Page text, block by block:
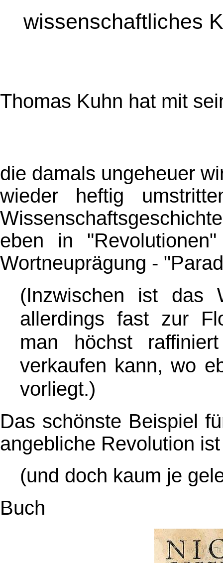
wissenschaftliches
Thomas Kuhn hat mit
die damals ungeheuer
wieder heftig
eben in
Wortneuprägung -
(Inzwischen ist das
allerdings fast zur
man höchst
verkaufen kann, wo
vorliegt.)
Das schönste Beispiel
angebliche Revolution
(und doch kaum je
Buch